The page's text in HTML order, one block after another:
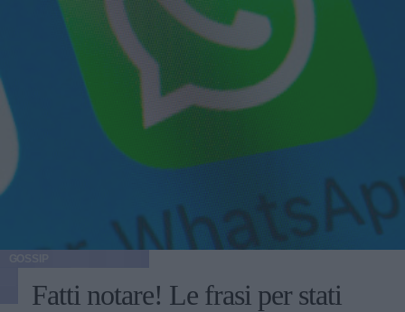
Fatti notare! Le frasi per stati